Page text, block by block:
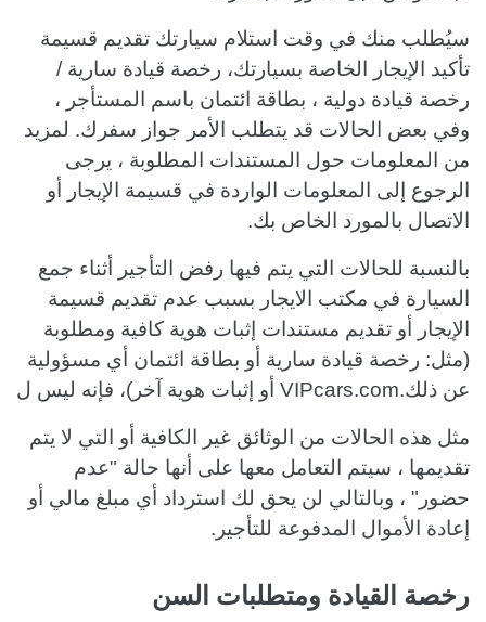
سيُطلب منك في وقت استلام سيارتك تقديم قسيمة
تأكيد الإيجار الخاصة بسيارتك، رخصة قيادة سارية /
رخصة قيادة دولية ، بطاقة ائتمان باسم المستأجر ،
وفي بعض الحالات قد يتطلب الأمر جواز سفرك. لمزيد
من المعلومات حول المستندات المطلوبة ، يرجى
الرجوع إلى المعلومات الواردة في قسيمة الإيجار أو
الاتصال بالمورد الخاص بك.
بالنسبة للحالات التي يتم فيها رفض التأجير أثناء جمع
السيارة في مكتب الايجار بسبب عدم تقديم قسيمة
الإيجار أو تقديم مستندات إثبات هوية كافية ومطلوبة
(مثل: رخصة قيادة سارية أو بطاقة ائتمان أي مسؤولية
عن ذلك.VIPcars.com أو إثبات هوية آخر)، فإنه ليس ل
مثل هذه الحالات من الوثائق غير الكافية أو التي لا يتم
تقديمها ، سيتم التعامل معها على أنها حالة "عدم
حضور" ، وبالتالي لن يحق لك استرداد أي مبلغ مالي أو
إعادة الأموال المدفوعة للتأجير.
رخصة القيادة ومتطلبات السن